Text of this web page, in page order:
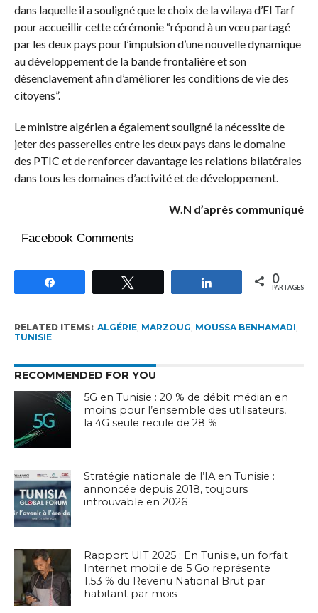
dans laquelle il a souligné que le choix de la wilaya d’El Tarf
pour accueillir cette cérémonie “répond à un vœu partagé
par les deux pays pour l’impulsion d’une nouvelle dynamique
au développement de la bande frontalière et son
désenclavement afin d’améliorer les conditions de vie des
citoyens”.
Le ministre algérien a également souligné la nécessite de
jeter des passerelles entre les deux pays dans le domaine
des PTIC et de renforcer davantage les relations bilatérales
dans tous les domaines d’activité et de développement.
W.N d’après communiqué
Facebook Comments
Partagez 0
PARTAGES
RELATED ITEMS: ALGÉRIE, MARZOUG, MOUSSA BENHAMADI,
TUNISIE
RECOMMENDED FOR YOU
5G en Tunisie : 20 % de débit médian en
moins pour l’ensemble des utilisateurs,
la 4G seule recule de 28 %
Stratégie nationale de l’IA en Tunisie :
annoncée depuis 2018, toujours
introuvable en 2026
Rapport UIT 2025 : En Tunisie, un forfait
Internet mobile de 5 Go représente
1,53 % du Revenu National Brut par
habitant par mois